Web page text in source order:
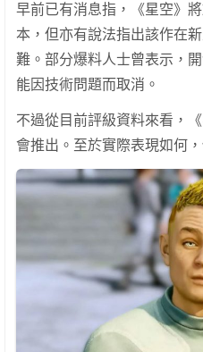
早前已有消息指，《星空》
本，但亦有說法指出該作在
難。部分爆料人士曾表示，
能因技術問題而取消。
不過從目前評級資料來看，
會推出。至於實際表現如何